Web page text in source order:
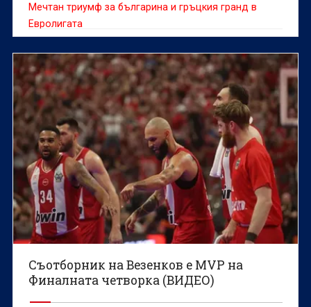
Мечтан триумф за българина и гръцкия гранд в
Евролигата
Съотборник на Везенков е MVP на
Финалната четворка (ВИДЕО)